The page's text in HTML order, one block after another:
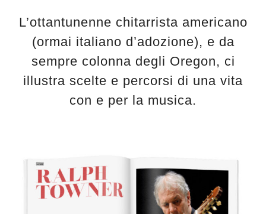
L’ottantunenne chitarrista americano
(ormai italiano d’adozione), e da
sempre colonna degli Oregon, ci
illustra scelte e percorsi di una vita
con e per la musica.